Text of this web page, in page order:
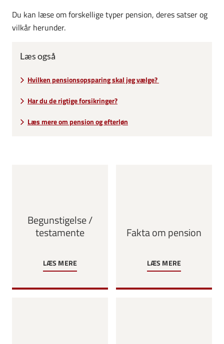
Du kan læse om forskellige typer pension, deres satser og
vilkår herunder.
Læs også
Hvilken pensionsopsparing skal jeg vælge?
Har du de rigtige forsikringer?
Læs mere om pension og efterløn
Begunstigelse /
testamente
LÆS MERE
Fakta om pension
LÆS MERE